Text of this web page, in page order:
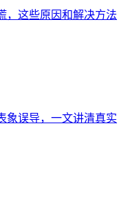
，这些原因和解决方法
象误导，一文讲清真实